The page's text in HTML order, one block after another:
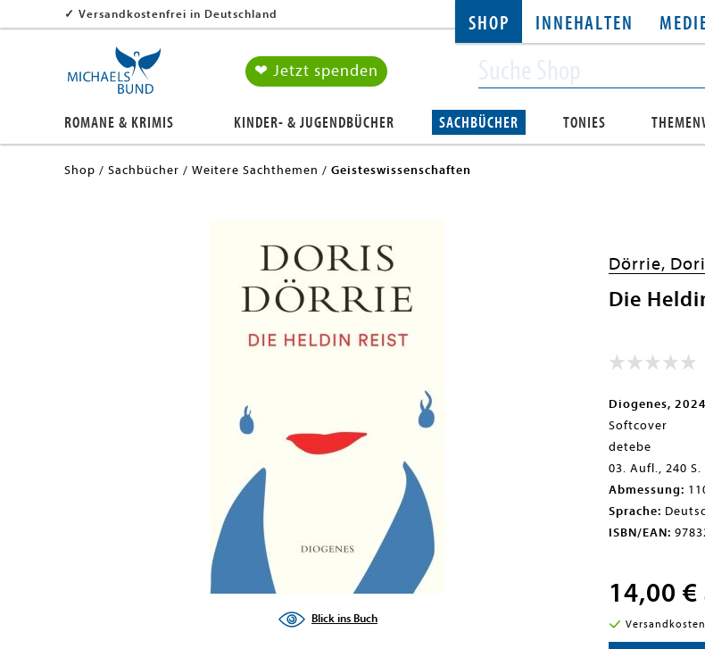
SHOP INNEHALTEN
✓ Versandkostenfrei in Deutschland
❤ Jetzt spenden
ROMANE & KRIMIS KINDER- & JUGENDBÜCHER SACHBÜCHER TONIES
Shop Sachbücher Weitere Sachthemen Geisteswissenschaften
Blick ins Buch
Dörrie,
Die
Diogenes, 2024
Softcover
detebe
03. Aufl., 240 S.
Abmessung:
Sprache:
ISBN/EAN:
14,00 €